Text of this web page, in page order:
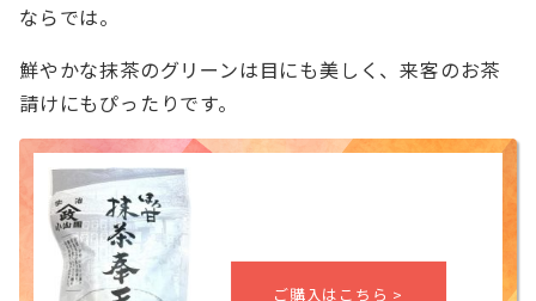
ならでは。
鮮やかな抹茶のグリーンは目にも美しく、来客のお茶
請けにもぴったりです。